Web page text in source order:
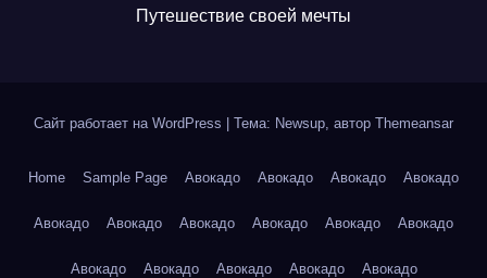
Путешествие своей мечты
Сайт работает на WordPress Тема: Newsup, автор Themeansar
Home Sample Page Авокадо Авокадо Авокадо Авокадо
Авокадо Авокадо Авокадо Авокадо Авокадо Авокадо
Авокадо Авокадо Авокадо Авокадо Авокадо